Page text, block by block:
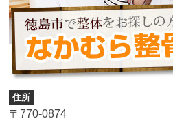
住所
〒770-0874